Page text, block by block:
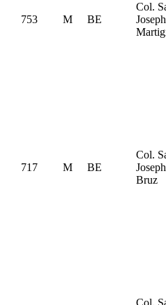
753 M BE
Col.
Joseph
717 M BE
Col.
Joseph
Bruz